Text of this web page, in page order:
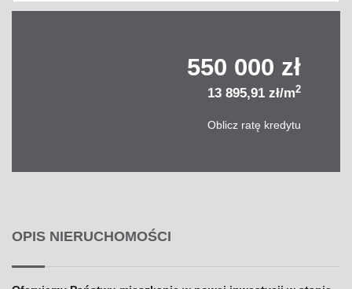
550 000 zł
13 895,91 zł/m2
Oblicz ratę kredytu
OPIS NIERUCHOMOŚCI